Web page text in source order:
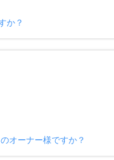
か？
オーナー様ですか？